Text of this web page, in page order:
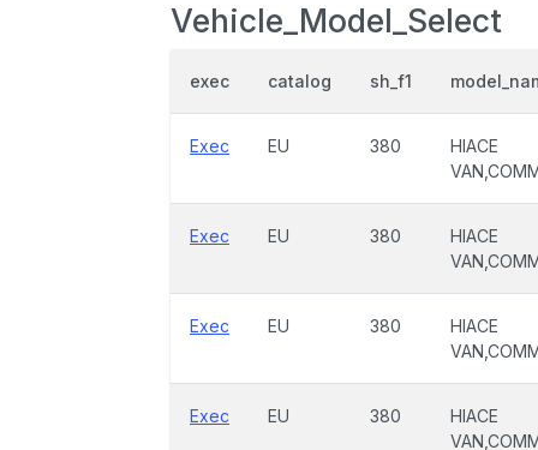
Vehicle_Model_Select
exec catalog sh_f1
Exec EU 380
HIACE
Exec EU 380
HIACE
Exec EU 380
HIACE
Exec EU 380
HIACE